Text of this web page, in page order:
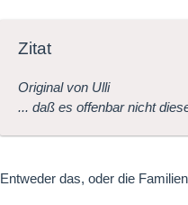
Zitat
Original von Ulli
... daß es offenbar nicht
Entweder das, oder die